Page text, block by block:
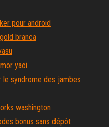
pour android
branca
yaoi
syndrome des jambes
washington
bonus sans dépôt